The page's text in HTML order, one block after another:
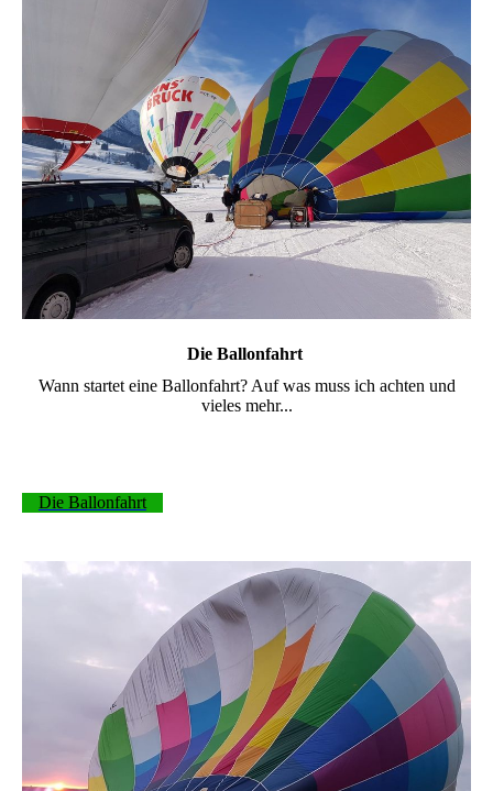
Die Ballonfahrt
Wann startet eine Ballonfahrt? Auf was muss ich achten und
vieles mehr...
Die Ballonfahrt